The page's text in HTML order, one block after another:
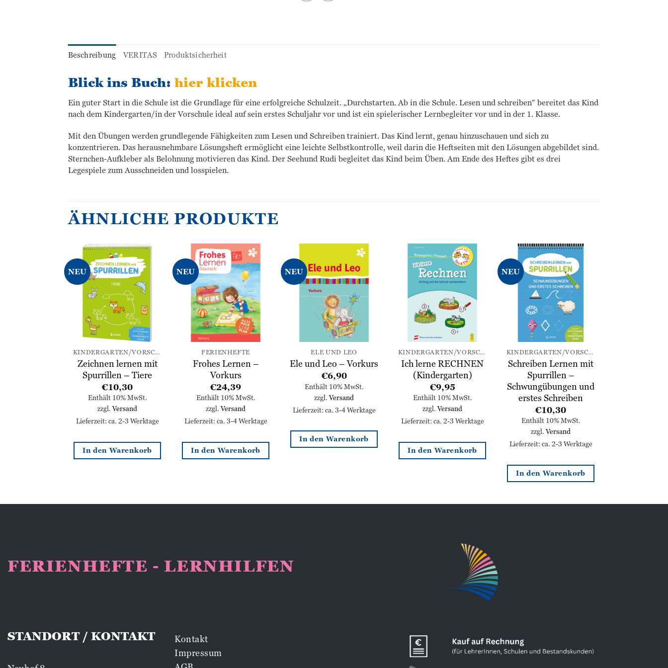
Beschreibung VERITAS Produktsicherheit
Blick ins Buch: hier klicken
Ein guter Start in die Schule ist die Grundlage für eine erfolgreiche Schulzeit. „Durchstarten. Ab in die Schule. Lesen und schreiben“ bereitet das Kind
nach dem Kindergarten/in der Vorschule ideal auf sein erstes Schuljahr vor und ist ein spielerischer Lernbegleiter vor und in der 1. Klasse.
Mit den Übungen werden grundlegende Fähigkeiten zum Lesen und Schreiben trainiert. Das Kind lernt, genau hinzuschauen und sich zu
konzentrieren. Das herausnehmbare Lösungsheft ermöglicht eine leichte Selbstkontrolle, weil darin die Heftseiten mit den Lösungen abgebildet sind.
Sternchen-Aufkleber als Belohnung motivieren das Kind. Der Seehund Rudi begleitet das Kind beim Üben. Am Ende des Heftes gibt es drei
Legespiele zum Ausschneiden und losspielen.
ÄHNLICHE PRODUKTE
NEU
Zur
Wunschliste
hinzufügen
KINDERGARTEN/VORSCHULE
Zeichnen lernen mit
Spurrillen – Tiere
€10,30
Enthält 10% MwSt.
zzgl.Versand
Lieferzeit: ca. 2-3 Werktage
In den Warenkorb
NEU
Zur
Wunschliste
hinzufügen
FERIENHEFTE
Frohes Lernen –
Vorkurs
€24,39
Enthält 10% MwSt.
zzgl.Versand
Lieferzeit: ca. 3-4 Werktage
In den Warenkorb
NEU
Zur
Wunschliste
hinzufügen
ELE UND LEO
Ele und Leo – Vorkurs
€6,90
Enthält 10% MwSt.
zzgl.Versand
Lieferzeit: ca. 3-4 Werktage
In den Warenkorb
Zur
Wunschliste
hinzufügen
KINDERGARTEN/VORSCHULE
Ich lerne RECHNEN
(Kindergarten)
€9,95
Enthält 10% MwSt.
zzgl.Versand
Lieferzeit: ca. 2-3 Werktage
In den Warenkorb
NEU
Zur
Wunschliste
hinzufügen
KINDERGARTEN/VORSCHULE
Schreiben Lernen mit
Spurrillen –
Schwungübungen und
erstes Schreiben
€10,30
Enthält 10% MwSt.
zzgl.Versand
Lieferzeit: ca. 2-3 Werktage
In den Warenkorb
FERIENHEFTE - LERNHILFEN
STANDORT / KONTAKT
Kontakt
Impressum